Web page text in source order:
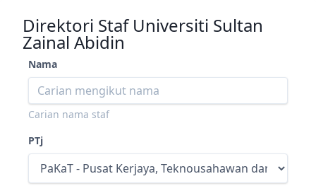
Direktori Staf Universiti Sultan
Zainal Abidin
Nama
Carian nama staf
PTj